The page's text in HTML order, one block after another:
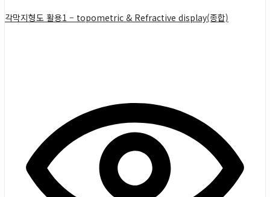
각막지형도 활용1 – topometric & Refractive display(종합)